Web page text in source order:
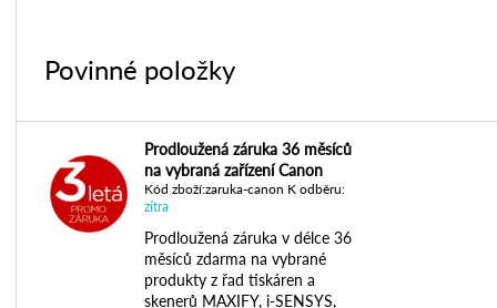
Povinné položky
Prodloužená záruka 36 měsíců
na vybraná zařízení Canon
Kód zboží:zaruka-canon K odběru:
zítra
Prodloužená záruka v délce 36
měsíců zdarma na vybrané
produkty z řad tiskáren a
skenerů MAXIFY, i-SENSYS,